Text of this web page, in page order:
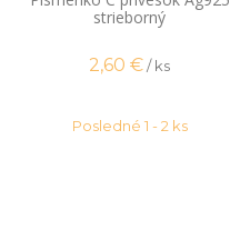
strieborný
2,60 €/ ks
Posledné 1 - 2 ks